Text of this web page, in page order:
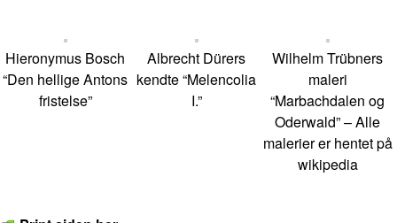
Hieronymus Bosch
“Den hellige Antons
fristelse”
Albrecht Dürers
kendte “Melencolia
I.”
Wilhelm Trübners
maleri
“Marbachdalen og
Oderwald” – Alle
malerier er hentet på
wikipedia